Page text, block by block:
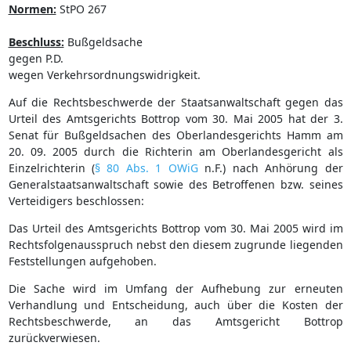
Normen: StPO 267
Beschluss: Bußgeldsache
gegen P.D.
wegen Verkehrsordnungswidrigkeit.
Auf die Rechtsbeschwerde der Staatsanwaltschaft gegen das
Urteil des Amtsgerichts Bottrop vom 30. Mai 2005 hat der 3.
Senat für Bußgeldsachen des Oberlandesgerichts Hamm am
20. 09. 2005 durch die Richterin am Oberlandesgericht als
Einzelrichterin (§ 80 Abs. 1 OWiGn.F.) nach Anhörung der
Generalstaatsanwaltschaft sowie des Betroffenen bzw. seines
Verteidigers beschlossen:
Das Urteil des Amtsgerichts Bottrop vom 30. Mai 2005 wird im
Rechtsfolgenausspruch nebst den diesem zugrunde liegenden
Feststellungen aufgehoben.
Die Sache wird im Umfang der Aufhebung zur erneuten
Verhandlung und Entscheidung, auch über die Kosten der
Rechtsbeschwerde, an das Amtsgericht Bottrop
zurückverwiesen.